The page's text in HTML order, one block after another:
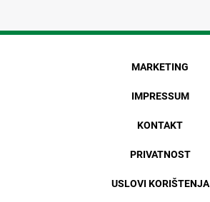
MARKETING
IMPRESSUM
KONTAKT
PRIVATNOST
USLOVI KORIŠTENJA